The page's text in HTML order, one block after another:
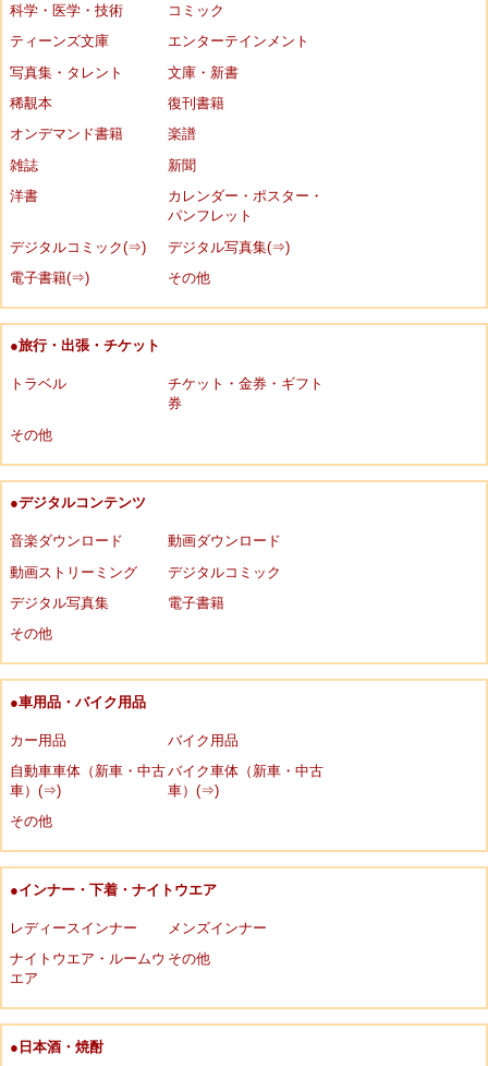
科学・医学・技術
コミック
ティーンズ文庫
エンターテインメント
写真集・タレント
文庫・新書
稀覯本
復刊書籍
オンデマンド書籍
楽譜
雑誌
新聞
洋書
カレンダー・ポスター・
パンフレット
デジタルコミック(⇒)
デジタル写真集(⇒)
電子書籍(⇒)
その他
●旅行・出張・チケット
トラベル
チケット・金券・ギフト
券
その他
●デジタルコンテンツ
音楽ダウンロード
動画ダウンロード
動画ストリーミング
デジタルコミック
デジタル写真集
電子書籍
その他
●車用品・バイク用品
カー用品
バイク用品
自動車車体（新車・中古
車）(⇒)
バイク車体（新車・中古
車）(⇒)
その他
●インナー・下着・ナイトウエア
レディースインナー
メンズインナー
ナイトウエア・ルームウ
エア
その他
●日本酒・焼酎